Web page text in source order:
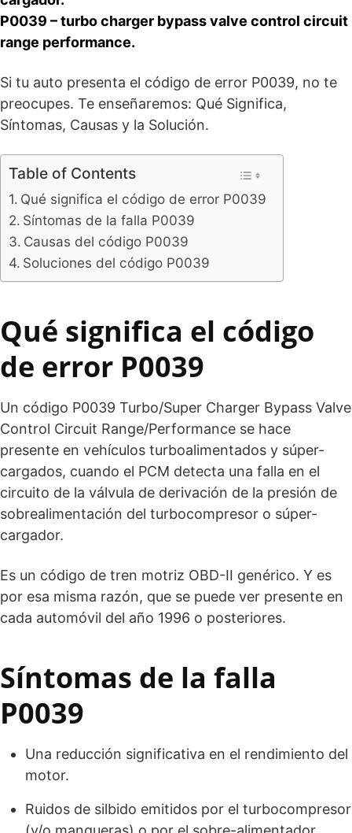
P0039 – turbo charger bypass valve control circuit
range performance.
Si tu auto presenta el código de error P0039, no te
preocupes. Te enseñaremos: Qué Significa,
Síntomas, Causas y la Solución.
Table of Contents
Qué significa el código de error P0039
Síntomas de la falla P0039
Causas del código P0039
Soluciones del código P0039
Qué significa el código
de error P0039
Un código P0039 Turbo/Super Charger Bypass Valve
Control Circuit Range/Performance se hace
presente en vehículos turboalimentados y súper-
cargados, cuando el PCM detecta una falla en el
circuito de la válvula de derivación de la presión de
sobrealimentación del turbocompresor o súper-
cargador.
Es un código de tren motriz OBD-II genérico. Y es
por esa misma razón, que se puede ver presente en
cada automóvil del año 1996 o posteriores.
Síntomas de la falla
P0039
Una reducción significativa en el rendimiento del
motor.
Ruidos de silbido emitidos por el turbocompresor